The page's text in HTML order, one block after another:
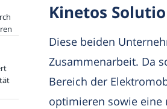
Kinetos
Diese beiden
Zusammenarbeit. Da
Bereich der
optimieren sowie eine